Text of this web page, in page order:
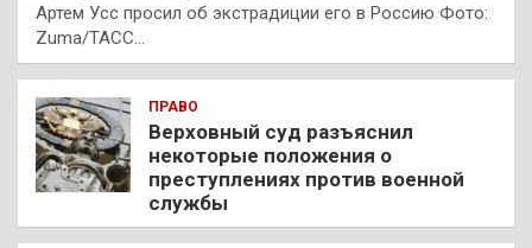
Артем Усс просил об экстрадиции его в Россию Фото:
Zuma/ТАСС…
ПРАВО
Верховный суд разъяснил
некоторые положения о
преступлениях против военной
службы